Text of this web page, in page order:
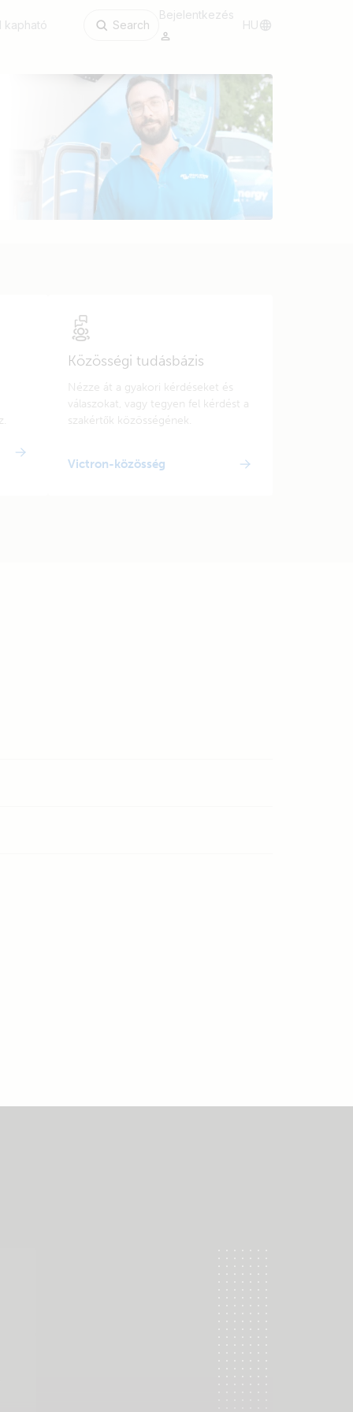
kapható Search
Bejelentkezés
HU
Közösségi tudásbázis
Nézze át a gyakori kérdéseket és
válaszokat, vagy tegyen fel kérdést a
szakértők közösségének.
Victron-közösség